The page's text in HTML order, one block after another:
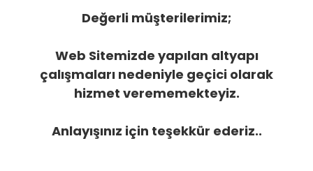
Değerli müşterilerimiz;
Web Sitemizde yapılan altyapı
çalışmaları nedeniyle geçici olarak
hizmet verememekteyiz.
Anlayışınız için teşekkür ederiz..